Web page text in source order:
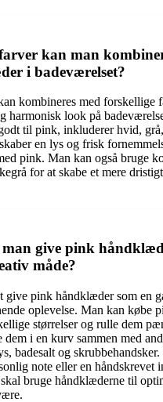
kan man
i badeværelset?
kombineres med forskellige
harmonisk look på
til pink, inkluderer hvid,
en lys og frisk
pink. Man kan også bruge
for at skabe et mere
give pink
måde?
give pink håndklæder som en
oplevelse. Man kan købe
størrelser og rulle dem
dem i en kurv sammen med
badesalt og
note eller en håndskrevet
bruge håndklæderne til